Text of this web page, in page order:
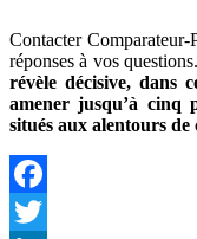
Contacter Comparateur-
réponses à vos questions.
révèle décisive, dans
amener jusqu’à cinq
situés aux alentours de
Facebook